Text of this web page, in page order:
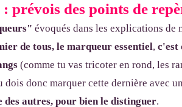
: prévois des points de
évoqués dans les explications de
de tous, le marqueur essentiel, c'est
(comme tu vas tricoter en rond, les
dois donc marquer cette dernière avec
autres, pour bien le distinguer.